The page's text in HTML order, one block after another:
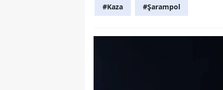
#Kaza #Şarampol